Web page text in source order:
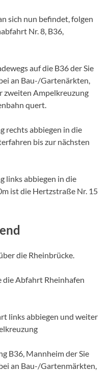
sich nun befindet, folgen
Nr. 8, B36,
auf die B36 der Sie
an Bau-/Gartenärkten,
zweiten Ampelkreuzung
quert.
rechts abbiegen in die
bis zur nächsten
links abbiegen in die
ist die Hertzstraße Nr. 15
die Rheinbrücke.
die Abfahrt Rheinhafen
links abbiegen und weiter
B36, Mannheim der Sie
an Bau-/Gartenmärkten,